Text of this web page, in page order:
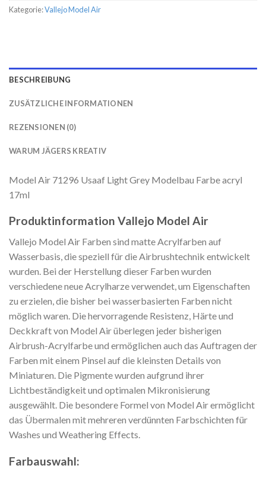
Kategorie:Vallejo Model Air
BESCHREIBUNG
ZUSÄTZLICHE INFORMATIONEN
REZENSIONEN (0)
WARUM JÄGERS KREATIV
Model Air 71296 Usaaf Light Grey Modelbau Farbe acryl
17ml
Produktinformation Vallejo Model Air
Vallejo Model Air Farben sind matte Acrylfarben auf
Wasserbasis, die speziell für die Airbrushtechnik entwickelt
wurden. Bei der Herstellung dieser Farben wurden
verschiedene neue Acrylharze verwendet, um Eigenschaften
zu erzielen, die bisher bei wasserbasierten Farben nicht
möglich waren. Die hervorragende Resistenz, Härte und
Deckkraft von Model Air überlegen jeder bisherigen
Airbrush-Acrylfarbe und ermöglichen auch das Auftragen der
Farben mit einem Pinsel auf die kleinsten Details von
Miniaturen. Die Pigmente wurden aufgrund ihrer
Lichtbeständigkeit und optimalen Mikronisierung
ausgewählt. Die besondere Formel von Model Air ermöglicht
das Übermalen mit mehreren verdünnten Farbschichten für
Washes und Weathering Effects.
Farbauswahl: